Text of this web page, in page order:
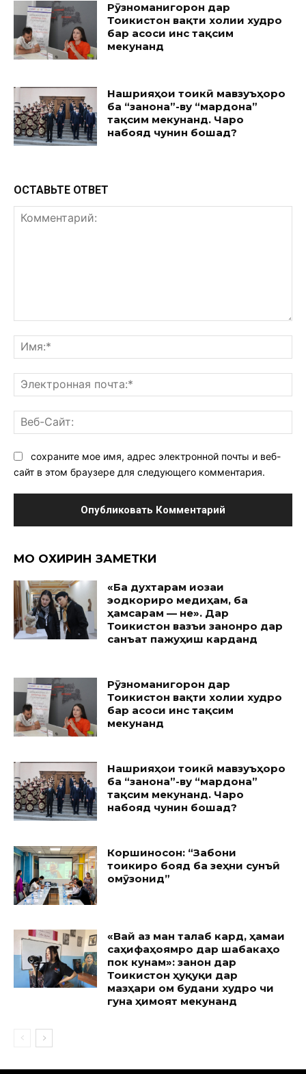
Рӯзноманигорон дар
Тоҷикистон вақти холии худро
бар асоси ҷинс тақсим
мекунанд
Нашрияҳои тоҷикӣ мавзуъҳоро
ба “занона”-ву “мардона”
тақсим мекунанд. Чаро
набояд чунин бошад?
ОСТАВЬТЕ ОТВЕТ
сохраните мое имя, адрес электронной почты и веб-
сайт в этом браузере для следующего комментария.
МО ОХИРИН ЗАМЕТКИ
«Ба духтарам иҷозаи
эҷодкориро медиҳам, ба
ҳамсарам — не». Дар
Тоҷикистон вазъи занонро дар
санъат пажуҳиш карданд
Рӯзноманигорон дар
Тоҷикистон вақти холии худро
бар асоси ҷинс тақсим
мекунанд
Нашрияҳои тоҷикӣ мавзуъҳоро
ба “занона”-ву “мардона”
тақсим мекунанд. Чаро
набояд чунин бошад?
Коршиносон: “Забони
тоҷикиро бояд ба зеҳни сунъӣ
омӯзонид”
«Вай аз ман талаб кард, ҳамаи
саҳифаҳоямро дар шабакаҳо
пок кунам»: занон дар
Тоҷикистон ҳуқуқи дар
мазҳари ом будани худро чи
гуна ҳимоят мекунанд